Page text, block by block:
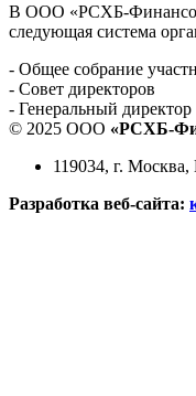
В ООО «РСХБ-
следующая система
- Общее собрание
- Совет директоров
- Генеральный директор
© 2025 ООО «РСХБ-
119034, г. Москва,
Разработка веб-сайта: